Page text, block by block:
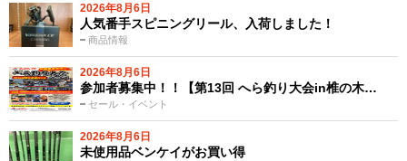
2026年8月6日
商品情報
人気番手スピニングリール、入荷しました！
2026年8月6日
セール・イベント
参加者募集中！！【第13回 へら釣り大会in椎の木…
2026年8月6日
未使用品ベンケイがお買い得